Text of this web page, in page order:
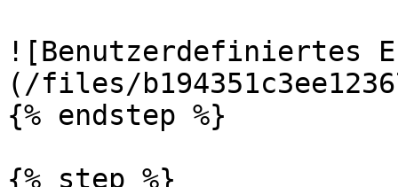
![Benutzerdefiniertes
(/files/
{% endstep %}
{% step %}